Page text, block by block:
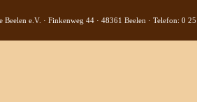
Beelen e.V. · Finkenweg 44 · 48361 Beelen · Telefon: 0